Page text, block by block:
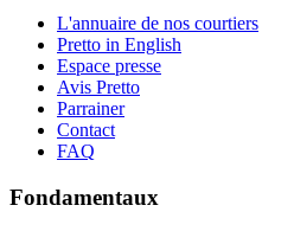
L'annuaire de nos courtiers
Pretto in English
Espace presse
Avis Pretto
Parrainer
Contact
FAQ
Fondamentaux